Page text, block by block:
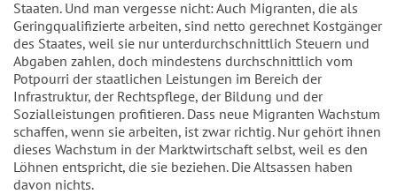
Staaten. Und man vergesse nicht: Auch Migranten, die als
Geringqualifizierte arbeiten, sind netto gerechnet Kostgänger
des Staates, weil sie nur unterdurchschnittlich Steuern und
Abgaben zahlen, doch mindestens durchschnittlich vom
Potpourri der staatlichen Leistungen im Bereich der
Infrastruktur, der Rechtspflege, der Bildung und der
Sozialleistungen profitieren. Dass neue Migranten Wachstum
schaffen, wenn sie arbeiten, ist zwar richtig. Nur gehört ihnen
dieses Wachstum in der Marktwirtschaft selbst, weil es den
Löhnen entspricht, die sie beziehen. Die Altsassen haben
davon nichts.